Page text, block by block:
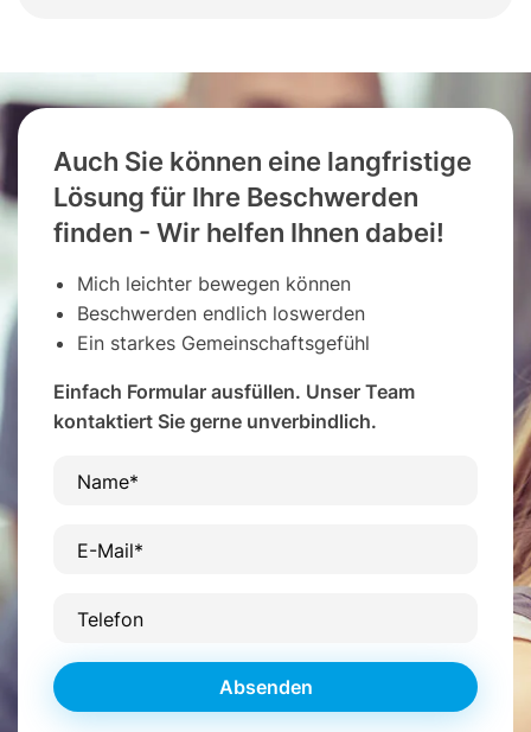
Auch Sie können eine langfristige
Lösung für Ihre Beschwerden
finden - Wir helfen Ihnen dabei!
Mich leichter bewegen können
Beschwerden endlich loswerden
Ein starkes Gemeinschaftsgefühl
Einfach Formular ausfüllen. Unser Team
kontaktiert Sie gerne unverbindlich.
Name*
E-Mail*
Telefon
Absenden